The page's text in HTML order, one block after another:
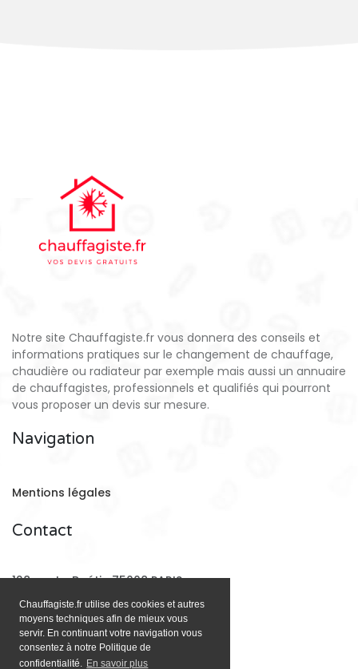
Chauffagiste.fr utilise des cookies et autres
moyens techniques afin de mieux vous
servir. En continuant votre navigation vous
consentez à notre Politique de
confidentialité. En savoir plus
Notre site Chauffagiste.fr vous donnera des conseils et
informations pratiques sur le changement de chauffage,
chaudière ou radiateur par exemple mais aussi un annuaire
de chauffagistes, professionnels et qualifiés qui pourront
vous proposer un devis sur mesure.
Navigation
Mentions légales
Contact
128 rue La Boétie 75008 PARIS
Email: contact@chauffagiste.fr